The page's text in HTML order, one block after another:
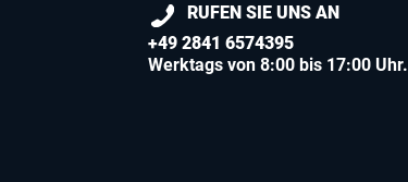
RUFEN SIE UNS AN
+49 2841 6574395
Werktags von 8:00 bis 17:00 Uhr.